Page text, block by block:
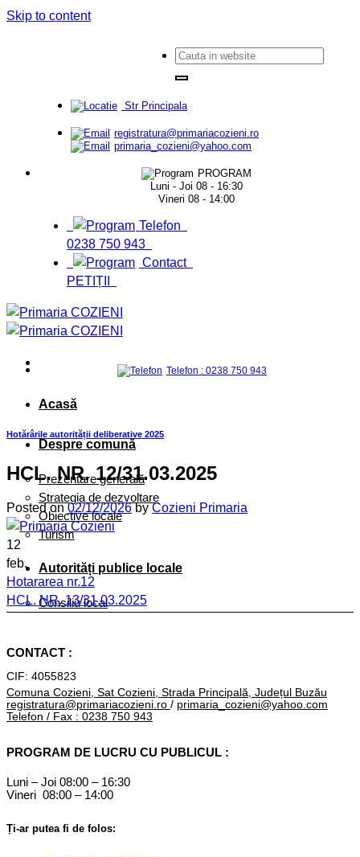
Skip to content
Str Principala
registratura@primariacozieni.ro
primaria_cozieni@yahoo.com
PROGRAM
Luni - Joi 08 - 16:30
Vineri 08 - 14:00
Telefon
0238 750 943
Contact
PETIȚII
Acasă
Despre comună
Prezentare generală
Strategia de dezvoltare
Obiective locale
Turism
Autorități publice locale
Consiliu local
Primăria
ORGANIGRAMĂ
Conducere
Componență
Monitorul Oficial Local
STATUT COZIENI
Regulament de organizare
Telefon : 0238 750 943
Hotărârile autorității deliberative 2025
HCL. NR. 12/31.03.2025
Posted on02/12/2026 byCozieni Primaria
12
feb.
Hotararea nr.12
HCL. NR. 13/31.03.2025
CONTACT :
CIF: 4055823
Comuna Cozieni, Sat Cozieni, Strada Principală, Județul Buzău
registratura@primariacozieni.ro / primaria_cozieni@yahoo.com
Telefon / Fax : 0238 750 943
PROGRAM DE LUCRU CU PUBLICUL :
Luni – Joi 08:00 – 16:30
Vineri 08:00 – 14:00
Ți-ar putea fi de folos: